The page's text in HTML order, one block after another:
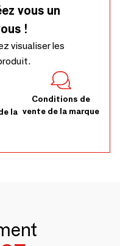
vous un
!
visualiser les
la
Conditions de
vente de la marque